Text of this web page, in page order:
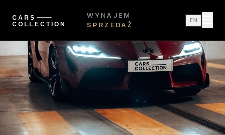
WYNAJEM
SPRZEDAŻ
EN